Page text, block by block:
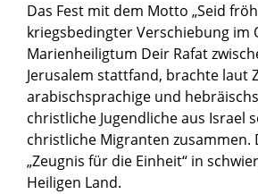
Das Fest mit dem Motto „Seid
kriegsbedingter Verschiebung im
Marienheiligtum Deir Rafat
Jerusalem stattfand, brachte laut
arabischsprachige und
christliche Jugendliche aus Israel
christliche Migranten zusammen.
„Zeugnis für die Einheit“ in
Heiligen Land.